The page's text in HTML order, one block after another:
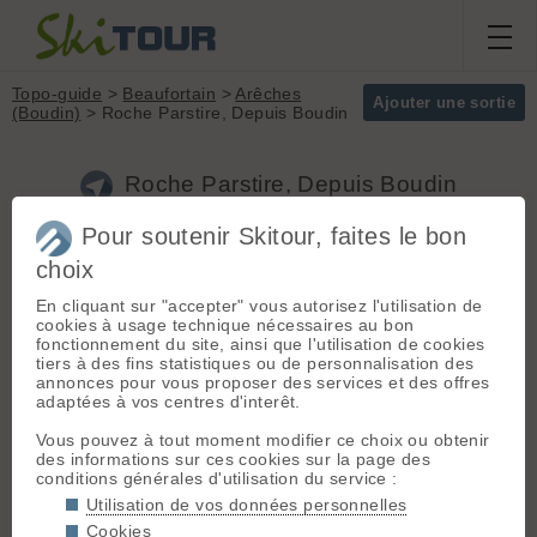
Ajouter une sortie
Topo-guide > Beaufortain > Arêches
(Boudin) > Roche Parstire, Depuis Boudin
Roche Parstire, Depuis Boudin
Massif :Beaufortain
Sommet :
Parstire (2108 m)
Orientation :T
Dénivelé :800 m.
montée :R
Difficulté ski :
E1
Pente :
(1300 m) - Alberville > Beaufort >
Arêches > Boudin
Itinéraire :Du village
répondant au doux nom de Boudin
par la route non déneigée qui
conduit au col des prés ou
directement par le vallon au dessus
du village. Au col, prendre au sud
une route qui vous mène sous
Pour soutenir Skitour, faites le bon
choix
En cliquant sur "accepter" vous autorisez l'utilisation de
cookies à usage technique nécessaires au bon
fonctionnement du site, ainsi que l'utilisation de cookies
tiers à des fins statistiques ou de personnalisation des
annonces pour vous proposer des services et des offres
adaptées à vos centres d'interêt.
Vous pouvez à tout moment modifier ce choix ou obtenir
des informations sur ces cookies sur la page des
conditions générales d'utilisation du service :
Utilisation de vos données personnelles
Cookies